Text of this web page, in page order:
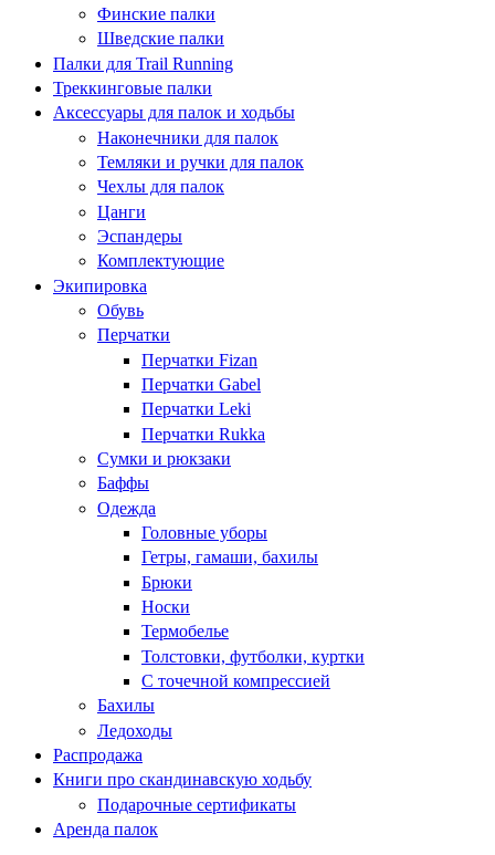
Финские палки
Шведские палки
Палки для Trail Running
Треккинговые палки
Аксессуары для палок и ходьбы
Наконечники для палок
Темляки и ручки для палок
Чехлы для палок
Цанги
Эспандеры
Комплектующие
Экипировка
Обувь
Перчатки
Перчатки Fizan
Перчатки Gabel
Перчатки Leki
Перчатки Rukka
Сумки и рюкзаки
Баффы
Одежда
Головные уборы
Гетры, гамаши, бахилы
Брюки
Носки
Термобелье
Толстовки, футболки, куртки
С точечной компрессией
Бахилы
Ледоходы
Распродажа
Книги про скандинавскую ходьбу
Подарочные сертификаты
Аренда палок